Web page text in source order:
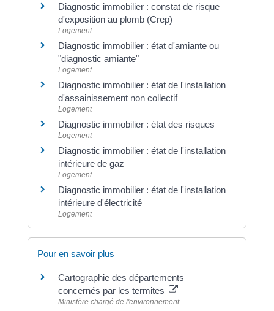
Diagnostic immobilier : constat de risque
d'exposition au plomb (Crep)
Logement
Diagnostic immobilier : état d'amiante ou
"diagnostic amiante"
Logement
Diagnostic immobilier : état de l'installation
d'assainissement non collectif
Logement
Diagnostic immobilier : état des risques
Logement
Diagnostic immobilier : état de l'installation
intérieure de gaz
Logement
Diagnostic immobilier : état de l'installation
intérieure d'électricité
Logement
Pour en savoir plus
Cartographie des départements
concernés par les termites
Ministère chargé de l'environnement